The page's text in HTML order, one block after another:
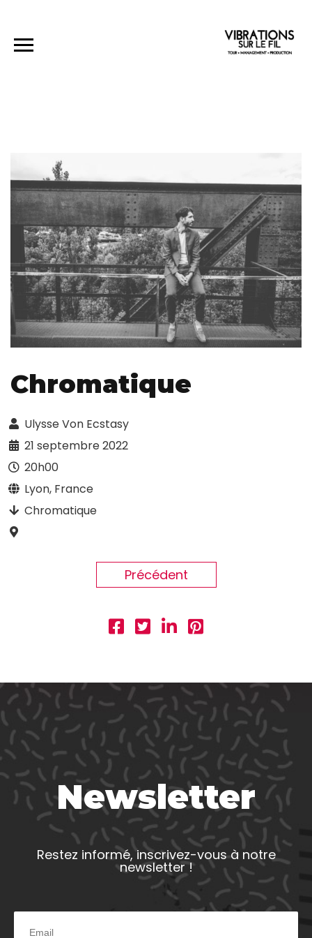
Chromatique
Ulysse Von Ecstasy
21 septembre 2022
20h00
Lyon, France
Chromatique
Précédent
Newsletter
Restez informé, inscrivez-vous à notre
newsletter !